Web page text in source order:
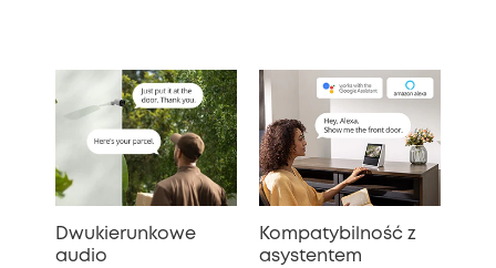
Dwukierunkowe
audio
Kompatybilność z
asystentem